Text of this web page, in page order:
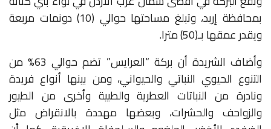
بمحافظة إربد، وتبلغ مساحتها حوالي (10) دونمات مربعة
ويقدر عمقها بـ(50) مترا
.
وأضاف الشريدة أن بركة “العرايس” تضم حوالي 63% من
التنوع الحيوي النباتي والحيواني، ومن بينها أنواع فريدة
ونادرة من النباتات العطرية والطبية وأخرى من الطيور
والزواحف والحشرات، وبعضها مهددة بالانقراض مثل